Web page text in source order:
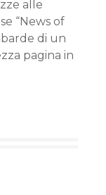
alle
“News of
di un
pagina in